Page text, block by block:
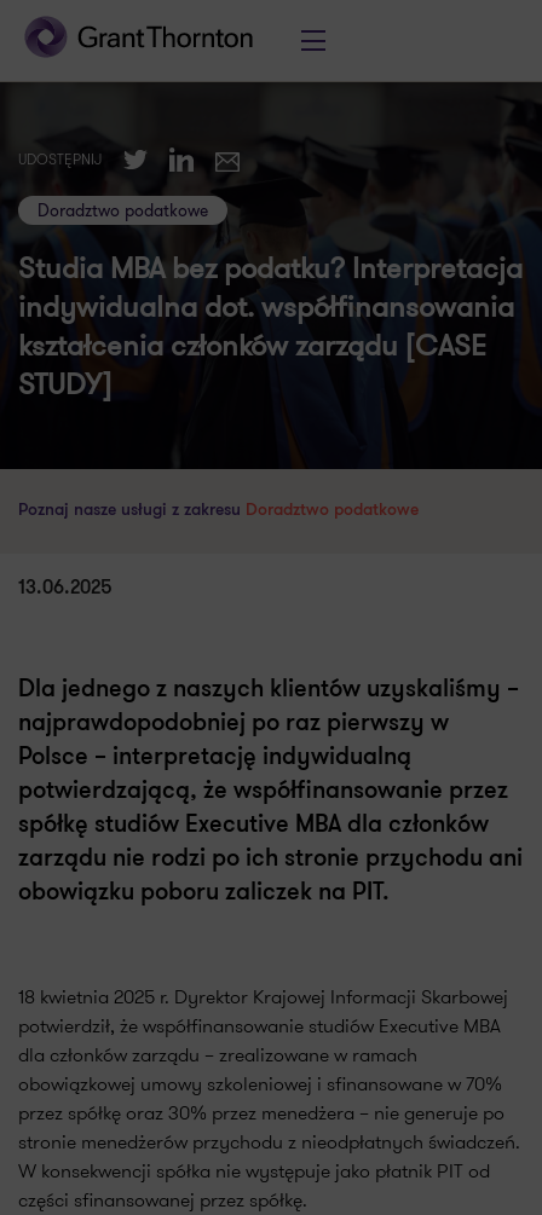
UDOSTĘPNIJ TwitterLinkedInE-mail
Doradztwo podatkowe
Studia MBA bez podatku? Interpretacja
indywidualna dot. współfinansowania
kształcenia członków zarządu [CASE
STUDY]
Poznaj nasze usługi z zakresu Doradztwo podatkowe
13.06.2025
Dla jednego z naszych klientów uzyskaliśmy –
najprawdopodobniej po raz pierwszy w
Polsce – interpretację indywidualną
potwierdzającą, że współfinansowanie przez
spółkę studiów Executive MBA dla członków
zarządu nie rodzi po ich stronie przychodu ani
obowiązku poboru zaliczek na PIT.
18 kwietnia 2025 r. Dyrektor Krajowej Informacji Skarbowej
potwierdził, że współfinansowanie studiów Executive MBA
dla członków zarządu – zrealizowane w ramach
obowiązkowej umowy szkoleniowej i sfinansowane w 70%
przez spółkę oraz 30% przez menedżera – nie generuje po
stronie menedżerów przychodu z nieodpłatnych świadczeń.
W konsekwencji spółka nie występuje jako płatnik PIT od
części sfinansowanej przez spółkę.